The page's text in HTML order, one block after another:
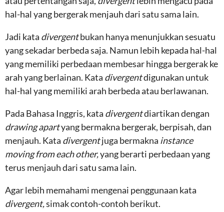
hal-hal yang bergerak menjauh dari satu sama lain.
Jadi kata divergentbukan hanya menunjukkan sesuatu
yang sekadar berbeda saja. Namun lebih kepada hal-hal
yang memiliki perbedaan membesar hingga bergerak ke
arah yang berlainan. Kata divergentdigunakan untuk
hal-hal yang memiliki arah berbeda atau berlawanan.
Pada Bahasa Inggris, kata divergentdiartikan dengan
drawing apartyang bermakna bergerak, berpisah, dan
menjauh. Kata divergentjuga bermakna instance
moving from each other,yang berarti perbedaan yang
terus menjauh dari satu sama lain.
Agar lebih memahami mengenai penggunaan kata
divergent,simak contoh-contoh berikut.